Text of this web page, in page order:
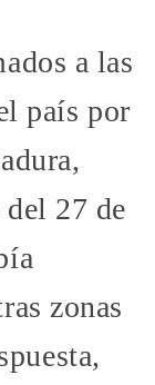
a las
país por
27 de
zonas